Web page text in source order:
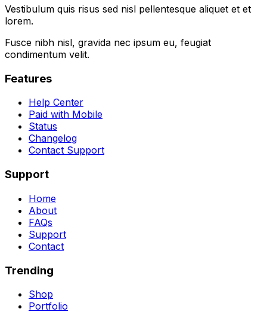
Vestibulum quis risus sed nisl pellentesque aliquet et et
lorem.
Fusce nibh nisl, gravida nec ipsum eu, feugiat
condimentum velit.
Features
Help Center
Paid with Mobile
Status
Changelog
Contact Support
Support
Home
About
FAQs
Support
Contact
Trending
Shop
Portfolio